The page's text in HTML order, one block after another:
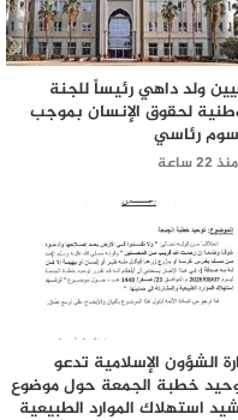
ولد داهي رئيساً للجنة
لحقوق الإنسان بموجب
رئاسي
منذ 22 ساعة
الشؤون الإسلامية تدعو
خطبة الجمعة حول موضوع
استهلاك الموارد الطبيعية